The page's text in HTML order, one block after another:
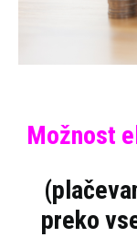
Možnost
preko